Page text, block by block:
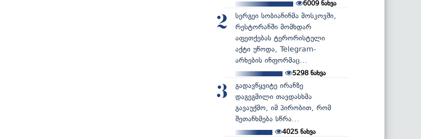
6009 ნახვა
2
სერგეი სობიანინმა მოსკოვში,
რესტორანში მომხდარ
აფეთქებას ტერორისტული
აქტი უწოდა, Telegram-
არხების ინფორმაც...
5298 ნახვა
3
გადავწყვიტე ირანზე
დაგეგმილი თავდასხმა
გავაუქმო, იმ პირობით, რომ
შეთანხმება სწრა...
4025ნახვა